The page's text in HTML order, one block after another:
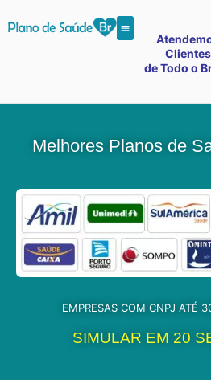
Clientes
de Todo o
Melhores Planos de
EMPRESAS COM CNPJ ATÉ
SIMULAR EM 20